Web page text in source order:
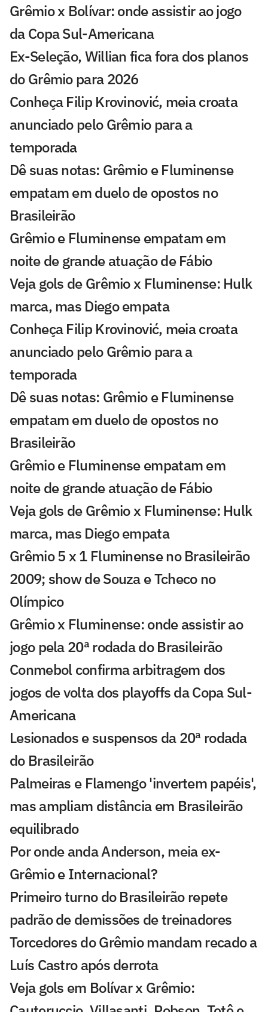
Grêmio x Bolívar: onde assistir ao jogo
da Copa Sul-Americana
Ex-Seleção, Willian fica fora dos planos
do Grêmio para 2026
Conheça Filip Krovinović, meia croata
anunciado pelo Grêmio para a
temporada
Dê suas notas: Grêmio e Fluminense
empatam em duelo de opostos no
Brasileirão
Grêmio e Fluminense empatam em
noite de grande atuação de Fábio
Veja gols de Grêmio x Fluminense: Hulk
marca, mas Diego empata
Conheça Filip Krovinović, meia croata
anunciado pelo Grêmio para a
temporada
Dê suas notas: Grêmio e Fluminense
empatam em duelo de opostos no
Brasileirão
Grêmio e Fluminense empatam em
noite de grande atuação de Fábio
Veja gols de Grêmio x Fluminense: Hulk
marca, mas Diego empata
Grêmio 5 x 1 Fluminense no Brasileirão
2009; show de Souza e Tcheco no
Olímpico
Grêmio x Fluminense: onde assistir ao
jogo pela 20ª rodada do Brasileirão
Conmebol confirma arbitragem dos
jogos de volta dos playoffs da Copa Sul-
Americana
Lesionados e suspensos da 20ª rodada
do Brasileirão
Palmeiras e Flamengo 'invertem papéis',
mas ampliam distância em Brasileirão
equilibrado
Por onde anda Anderson, meia ex-
Grêmio e Internacional?
Primeiro turno do Brasileirão repete
padrão de demissões de treinadores
Torcedores do Grêmio mandam recado a
Luís Castro após derrota
Veja gols em Bolívar x Grêmio: